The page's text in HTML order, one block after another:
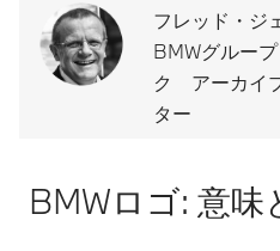
フレッド・ジ
BMWグルー
ク アーカイ
ター
BMWロゴ: 意味